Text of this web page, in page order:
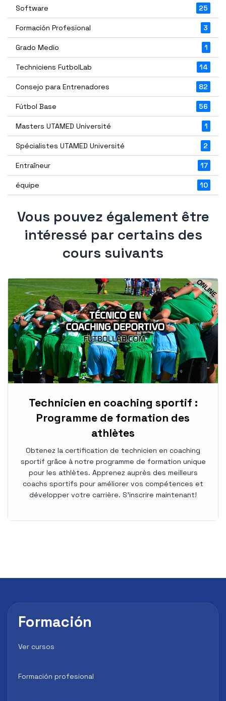
Software 25
Formación Profesional 3
Grado Medio 1
Techniciens FutbolLab 14
Consejo para Entrenadores 82
Fútbol Base 56
Masters UTAMED Université 1
Spécialistes UTAMED Université 2
Entraîneur 17
équipe 10
Vous pouvez également être
intéressé par certains des
cours suivants
Technicien en coaching sportif :
Programme de formation des
athlètes
Obtenez la certification de technicien en coaching
sportif grâce à notre programme de formation unique
pour les athlètes. Apprenez auprès des meilleurs
coachs sportifs pour améliorer vos compétences et
développer votre carrière. S'inscrire maintenant!
Formación
Ver cursos
Formación profesional